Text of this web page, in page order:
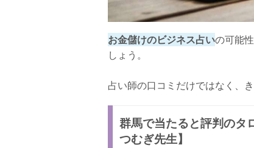
お金儲けのビジネス占いの可能
しょう。
占い師の口コミだけではなく、
群馬で当たると評判のタ
つむぎ先生】